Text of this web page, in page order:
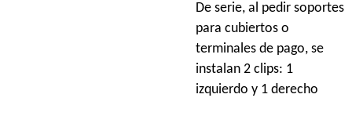
De serie, al pedir soportes
para cubiertos o
terminales de pago, se
instalan 2 clips: 1
izquierdo y 1 derecho